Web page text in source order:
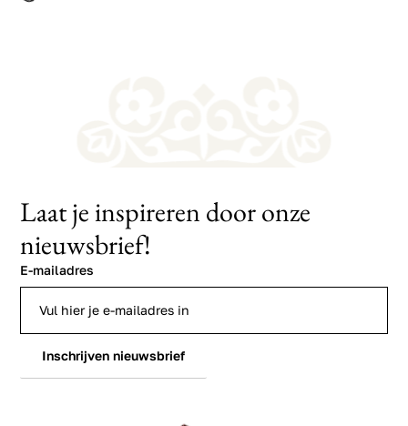
Laat je inspireren door onze
nieuwsbrief!
E-mailadres
Inschrijven nieuwsbrief